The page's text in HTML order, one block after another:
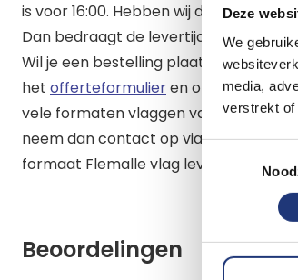
Deze
We
media,
verstrekt of
is voor 16:00. Hebben wij de vlag niet
Dan bedraagt de levertijd maximaal 7
Wil je een bestelling plaatsen van
het offerteformulieren ontvang
vele formaten vlaggen van Flemalle.
neem dan contact op via
formaat Flemalle vlag leveren.
Beoordelingen